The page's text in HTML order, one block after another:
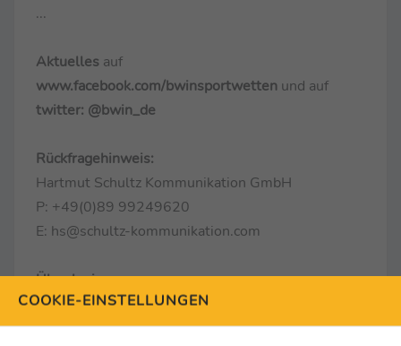
...
Aktuelles auf
www.facebook.com/bwinsportwetten und auf
twitter: @bwin_de
Rückfragehinweis:
Hartmut Schultz Kommunikation GmbH
P: +49(0)89 99249620
E: hs@schultz-kommunikation.com
Über bwin
bwin ist die führende Sportwettenmarke von
Entain plc, einer der weltweit größten Sport-
COOKIE-EINSTELLUNGEN